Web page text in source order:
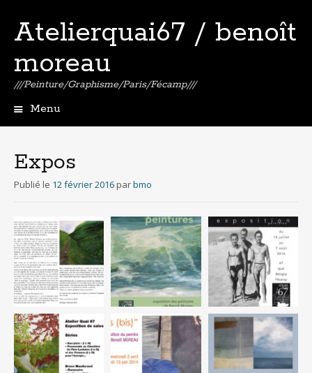
Atelierquai67 / benoît
moreau
///Peinture/Graphisme/Paris/Fécamp///
Menu
principal
Expos
Publié le 12 février 2016 parbmo